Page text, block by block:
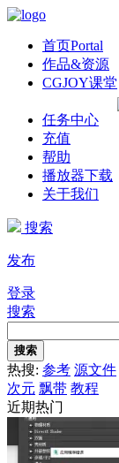
首页Portal
作品&资源
CGJOY课堂
任务中心
充值
帮助
播放器下载
关于我们
搜索
发布
登录
搜索
搜索
热搜: 参考 源文件
次元 飘带 教程
近期热门